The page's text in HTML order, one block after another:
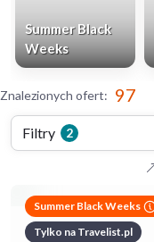
Summer Black
Weeks
Znalezionych ofert: 97
Filtry 2
Summer Black Weeks
Tylko na Travelist.pl